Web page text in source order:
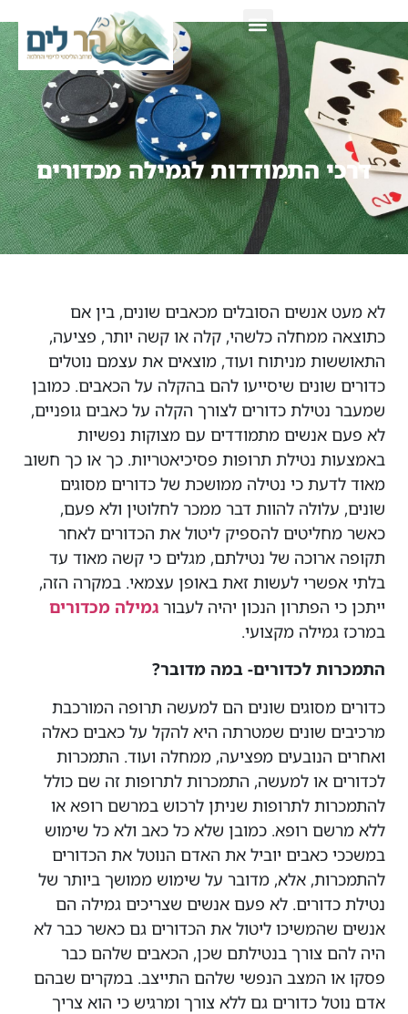
דרכי התמודדות לגמילה מכדורים
לא מעט אנשים הסובלים מכאבים שונים, בין אם
כתוצאה ממחלה כלשהי, קלה או קשה יותר, פציעה,
התאוששות מניתוח ועוד, מוצאים את עצמם נוטלים
כדורים שונים שיסייעו להם בהקלה על הכאבים. כמובן
שמעבר נטילת כדורים לצורך הקלה על כאבים גופניים,
לא פעם אנשים מתמודדים עם מצוקות נפשיות
באמצעות נטילת תרופות פסיכיאטריות. כך או כך חשוב
מאוד לדעת כי נטילה ממושכת של כדורים מסוגים
שונים, עלולה להוות דבר ממכר לחלוטין ולא פעם,
כאשר מחליטים להספיק ליטול את הכדורים לאחר
תקופה ארוכה של נטילתם, מגלים כי קשה מאוד עד
בלתי אפשרי לעשות זאת באופן עצמאי. במקרה הזה,
ייתכן כי הפתרון הנכון יהיה לעבור גמילה מכדורים
במרכז גמילה מקצועי.
התמכרות לכדורים- במה מדובר?
כדורים מסוגים שונים הם למעשה תרופה המורכבת
מרכיבים שונים שמטרתה היא להקל על כאבים כאלה
ואחרים הנובעים מפציעה, ממחלה ועוד. התמכרות
לכדורים או למעשה, התמכרות לתרופות זה שם כולל
להתמכרות לתרופות שניתן לרכוש במרשם רופא או
ללא מרשם רופא. כמובן שלא כל כאב ולא כל שימוש
במשככי כאבים יוביל את האדם הנוטל את הכדורים
להתמכרות, אלא, מדובר על שימוש ממושך ביותר של
נטילת כדורים. לא פעם אנשים שצריכים גמילה הם
אנשים שהמשיכו ליטול את הכדורים גם כאשר כבר לא
היה להם צורך בנטילתם שכן, הכאבים שלהם כבר
פסקו או המצב הנפשי שלהם התייצב. במקרים שבהם
אדם נוטל כדורים גם ללא צורך ומרגיש כי הוא צריך